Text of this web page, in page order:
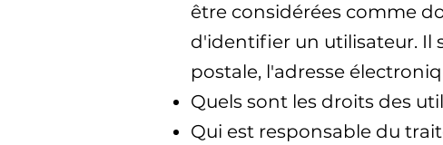
être considérées comme
d'identifier un utilisateur. Il
postale, l'adresse
Quels sont les droits des
Qui est responsable du